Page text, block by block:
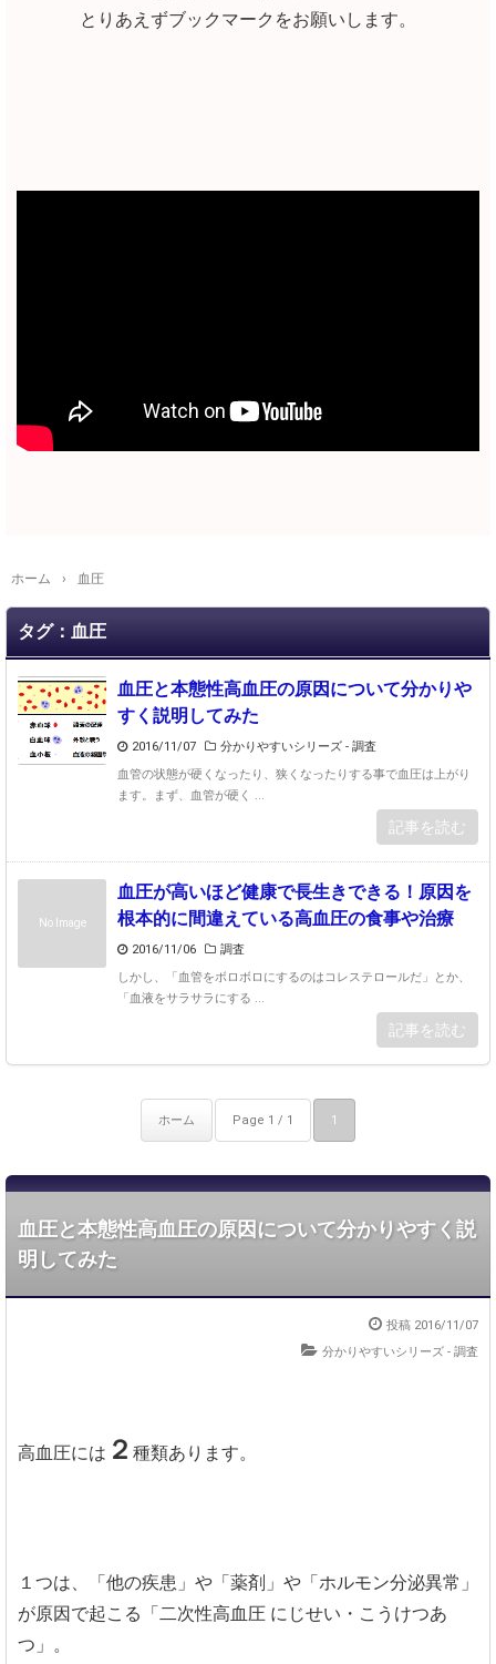
とりあえずブックマークをお願いします。
ホーム › 血圧
タグ：血圧
血圧と本態性高血圧の原因について分かりや
すく説明してみた
2016/11/07 分かりやすいシリーズ - 調査
血管の状態が硬くなったり、狭くなったりする事で血圧は上がり
ます。まず、血管が硬く ...
記事を読む
No Image
血圧が高いほど健康で長生きできる！原因を
根本的に間違えている高血圧の食事や治療
2016/11/06
調査
しかし、「血管をボロボロにするのはコレステロールだ」とか、
「血液をサラサラにする ...
記事を読む
ホーム Page 1 / 1 1
血圧と本態性高血圧の原因について分かりやすく説
明してみた
投稿 2016/11/07
分かりやすいシリーズ - 調査
高血圧には ２ 種類あります。
１つは、「他の疾患」や「薬剤」や「ホルモン分泌異常」
が原因で起こる「二次性高血圧 にじせい・こうけつあ
つ」。